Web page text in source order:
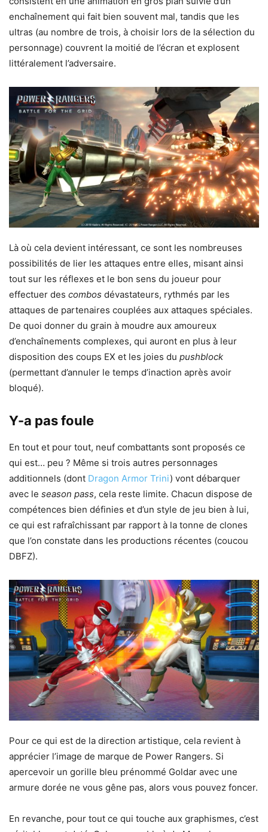
enchaînement qui fait bien souvent mal, tandis que les
ultras (au nombre de trois, à choisir lors de la sélection du
personnage) couvrent la moitié de l’écran et explosent
littéralement l’adversaire.
Là où cela devient intéressant, ce sont les nombreuses
possibilités de lier les attaques entre elles, misant ainsi
tout sur les réflexes et le bon sens du joueur pour
effectuer des combos dévastateurs, rythmés par les
attaques de partenaires couplées aux attaques spéciales.
De quoi donner du grain à moudre aux amoureux
d’enchaînements complexes, qui auront en plus à leur
disposition des coups EX et les joies du pushblock
(permettant d’annuler le temps d’inaction après avoir
bloqué).
Y-a pas foule
En tout et pour tout, neuf combattants sont proposés ce
qui est… peu ? Même si trois autres personnages
additionnels (dont Dragon Armor Trini) vont débarquer
avec le season pass, cela reste limite. Chacun dispose de
compétences bien définies et d’un style de jeu bien à lui,
ce qui est rafraîchissant par rapport à la tonne de clones
que l’on constate dans les productions récentes (coucou
DBFZ).
Pour ce qui est de la direction artistique, cela revient à
apprécier l’image de marque de Power Rangers. Si
apercevoir un gorille bleu prénommé Goldar avec une
armure dorée ne vous gêne pas, alors vous pouvez foncer.
En revanche, pour tout ce qui touche aux graphismes, c’est